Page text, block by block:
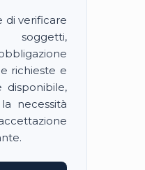
di verificare
soggetti,
richieste e
disponibile,
necessità